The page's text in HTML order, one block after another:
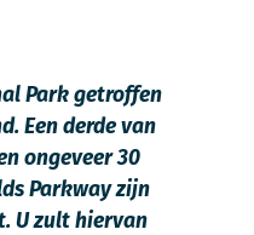
Park getroffen
Een derde van
ongeveer 30
Parkway zijn
U zult hiervan